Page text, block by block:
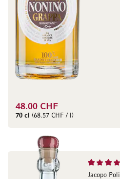
48.00 CHF
70 cl (68.57 CHF / l)
Jacopo Poli